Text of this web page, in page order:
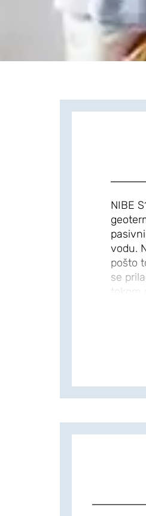
NIBE
vodu.
pošto
se
tokom